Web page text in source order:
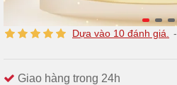
Giao hàng trong 24h
Dựa vào 10 đánh giá. -